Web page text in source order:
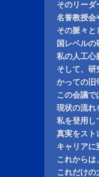
そのリーダ
名誉教授会
その脈々と
国レベル
私の人工心
そして、研
かっての旧
この会議
現状の流れ
私を登用し
真実をスト
キャリアに
これから
これだけの